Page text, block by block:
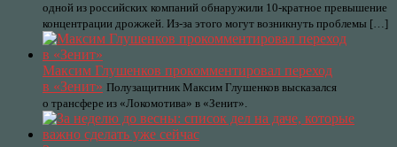
одной из российских компаний обнаружили 10-кратное превышение
концентрации дрожжей. Из-за этого могут возникнуть проблемы […]
Максим Глушенков прокомментировал переход
в «Зенит» Полузащитник Максим Глушенков высказался
о трансфере из «Локомотива» в «Зенит».